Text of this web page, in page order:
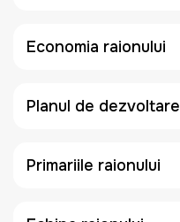
Economia raionului
Planul de dezvoltare
Primariile raionului